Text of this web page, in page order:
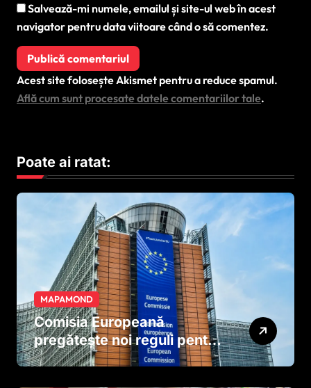
Salvează-mi numele, emailul și site-ul web în acest
navigator pentru data viitoare când o să comentez.
Acest site folosește Akismet pentru a reduce spamul.
Află cum sunt procesate datele comentariilor tale.
Poate ai ratat:
MAPAMOND
Comisia Europeană
pregătește noi reguli pentru
tutun și țigările electronice